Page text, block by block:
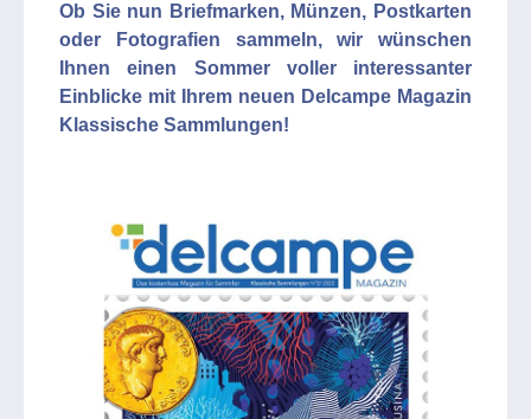
Ob Sie nun Briefmarken, Münzen, Postkarten
oder Fotografien sammeln, wir wünschen
Ihnen einen Sommer voller interessanter
Einblicke mit Ihrem neuen Delcampe Magazin
Klassische Sammlungen!